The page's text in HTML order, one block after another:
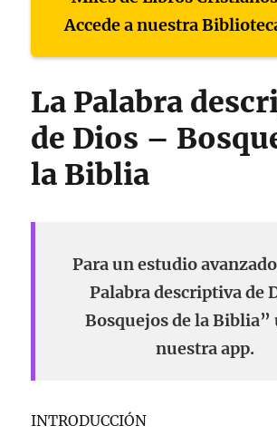
Accede a nuestra
La Palabra
de Dios –
la Biblia
Para un estudio
Palabra descriptiva de
Bosquejos de la
nuestra app.
INTRODUCCIÓN